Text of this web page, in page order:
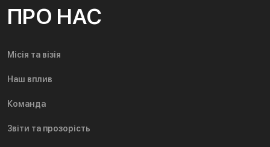
ПРО НАС
Місія та візія
Наш вплив
Команда
Звіти та прозорість